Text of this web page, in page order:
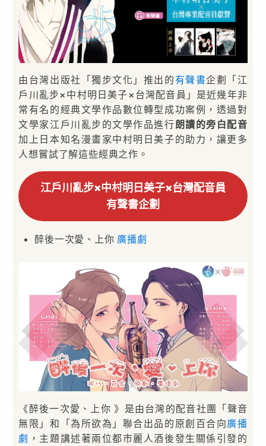
由台灣出版社「獨步文化」推出的 有聲書企劃「江
戶川亂步×中村明日美子×台灣配音員」是近幾年非
常有名的經典文學作品數位轉型成功案例，透過對
文學家江戶川亂步的文學作品進行朗讀的旁白配音
加上日本知名漫畫家中村明日美子的助力，讓更多
人想嘗試了解這些經典之作。
江戶川亂步×中村明日美子×台灣配音員
有聲書企劃
醉後一次愛、上你 廣播劇
《醉後一次愛、上你 》是由台灣的配音社團「聲音
無限」和「為所欲為」聯合出品的原創百合向廣播
劇 ，主題講述著兩位都市麗人酒後發生關係引發的